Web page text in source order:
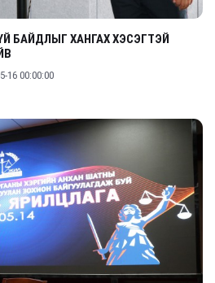
БАЙДЛЫГ ХАНГАХ ХЭСЭГТЭЙ
16 00:00:00